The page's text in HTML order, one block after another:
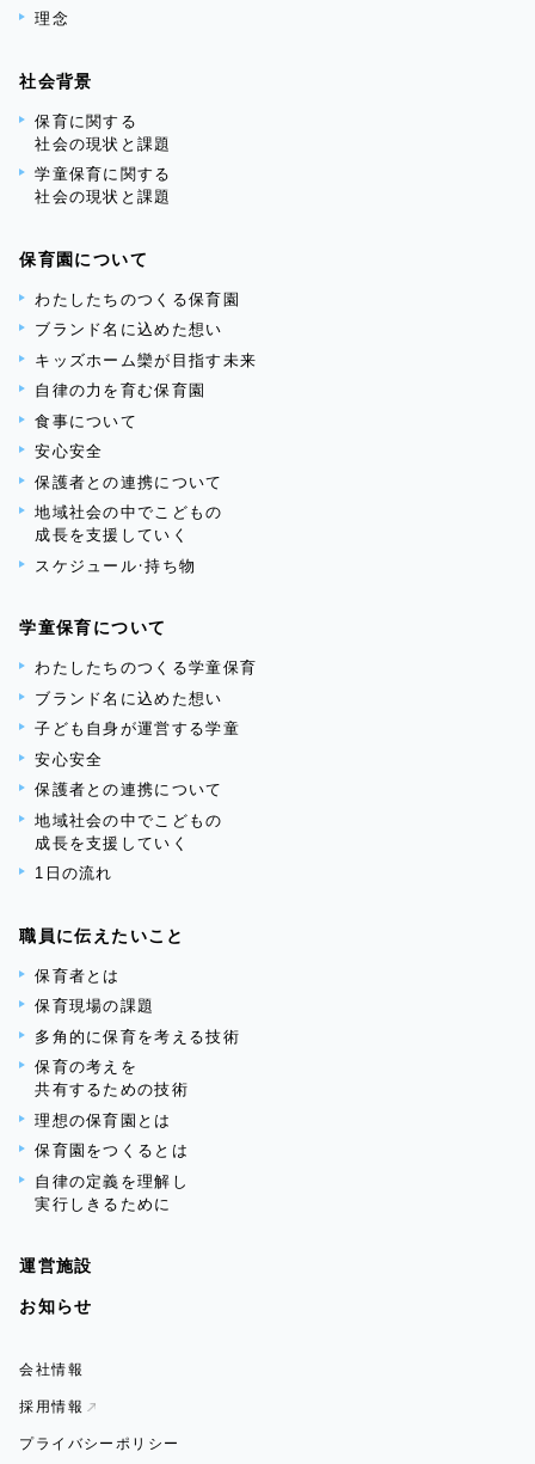
理念
社会背景
保育に関する
社会の現状と課題
学童保育に関する
社会の現状と課題
保育園について
わたしたちのつくる保育園
ブランド名に込めた想い
キッズホーム欒が目指す未来
自律の力を育む保育園
食事について
安心安全
保護者との連携について
地域社会の中でこどもの
成長を支援していく
スケジュール・持ち物
学童保育について
わたしたちのつくる学童保育
ブランド名に込めた想い
子ども自身が運営する学童
安心安全
保護者との連携について
地域社会の中でこどもの
成長を支援していく
1日の流れ
職員に伝えたいこと
保育者とは
保育現場の課題
多角的に保育を考える技術
保育の考えを
共有するための技術
理想の保育園とは
保育園をつくるとは
自律の定義を理解し
実行しきるために
運営施設
お知らせ
会社情報
採用情報
プライバシーポリシー